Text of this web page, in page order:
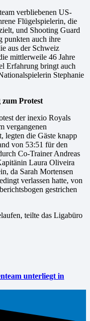
verbliebenen US-
Flügelspielerin, die
und Shooting Guard
punkten auch ihre
aus der Schweiz
mittlerweile 46 Jahre
Erfahrung bringt auch
Stephanie
zum Protest
der inexio Royals
vergangenen
legten die Gäste knapp
von 53:51 für den
Co-Trainer Andreas
Laura Oliveira
da Sarah Mortensen
verlassen hatte, von
gestrichen
teilte das Ligabüro
unterliegt in